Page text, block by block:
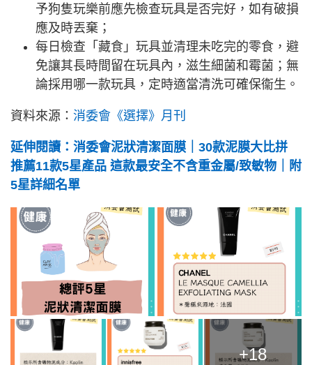
予狗隻玩樂前應先檢查玩具是否完好，如有破損
應及時丟棄；
每日檢查「藏食」玩具並清理未吃完的零食，避
免讓其長時間留在玩具內，滋生細菌和霉菌；無
論採用哪一款玩具，定時適當清洗可確保衞生。
資料來源： 消委會《選擇》月刊
延伸閱讀：消委會泥狀清潔面膜｜30款泥膜大比拼
推薦11款5星產品 這款最安全不含重金屬/致敏物｜附
5星詳細名單
+18